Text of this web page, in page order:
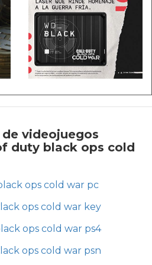
videojuegos
duty black ops cold
ops cold war pc
ops cold war key
ops cold war ps4
ops cold war psn